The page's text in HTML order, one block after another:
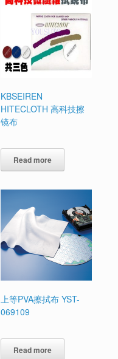
KBSEIREN
HITECLOTH 高科技擦
镜布
Read more
上等PVA擦拭布 YST-
069109
Read more